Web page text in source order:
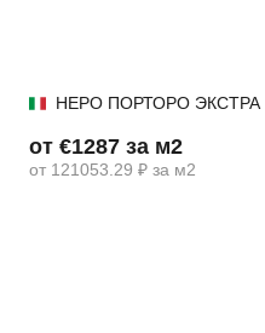
НЕРО ПОРТОРО ЭКСТРА
от €1287 за м2
от 121053.29 ₽ за м2